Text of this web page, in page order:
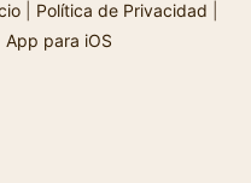
Política de Privacidad
App para iOS